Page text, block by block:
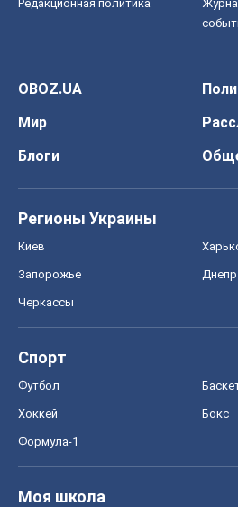
Редакционная политика
OBOZ.UA
Мир
Блоги
Регионы Украины
Киев
Запорожье Днепр
Черкассы
Спорт
Футбол
Хоккей Бокс
Формула-1
Моя школа